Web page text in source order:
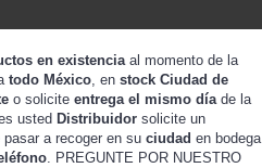
en existenciaal momento de la
todo México, en stock Ciudad de
o solicite entrega el mismo díade la
usted Distribuidor solicite un
pasar a recoger en su ciudad en bodega
. PREGUNTE POR NUESTRO